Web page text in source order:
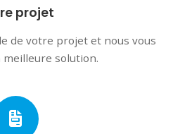
projet
de votre projet et nous vous
solution.